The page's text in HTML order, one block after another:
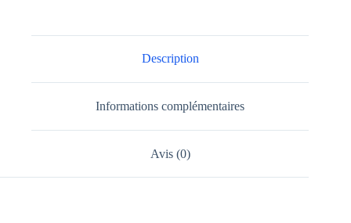
Description
Informations complémentaires
Avis (0)